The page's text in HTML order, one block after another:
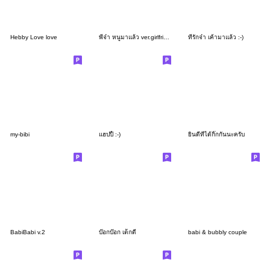
Hebby Love love ที่รักจ๋า เค้ามาแล้ว :-)
my-bibi แฮปปี้ :-) ยินดีที่ได้กิ๊กกันนะครับ
BabiBabi v.2 บ๊อกบ๊อก เด็กดี babi & bubbly couple